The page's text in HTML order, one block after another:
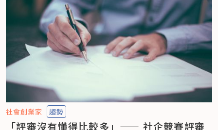
社會創業家 趨勢
「評審沒有懂得比較多」—— 社企競賽評審